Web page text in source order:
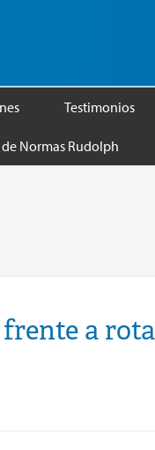
Testimonios
Normas Rudolph
a